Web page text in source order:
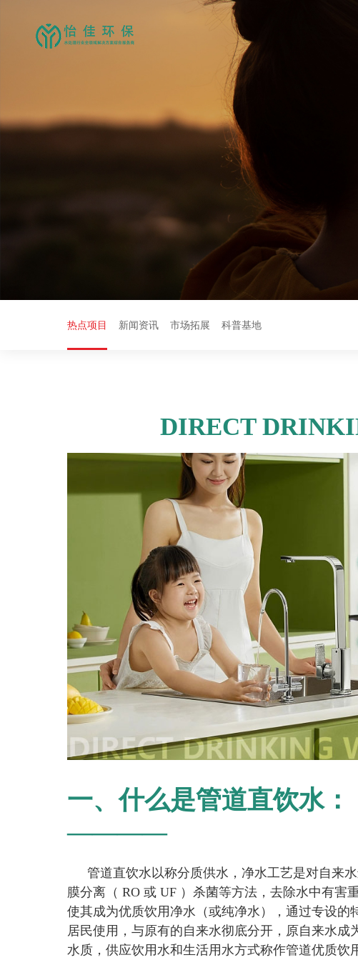
热点项目 新闻资讯 市场拓展 科普基地
DIRECT
一、什么是管道直饮水：
————
管道直饮水以称分质供水，净水工艺是对自来
膜分离（ RO 或 UF ）杀菌等方法，去除水中有害
使其成为优质饮用净水（或纯净水），通过专设的
居民使用，与原有的自来水彻底分开，原自来水成
水质，供应饮用水和生活用水方式称作管道优质饮